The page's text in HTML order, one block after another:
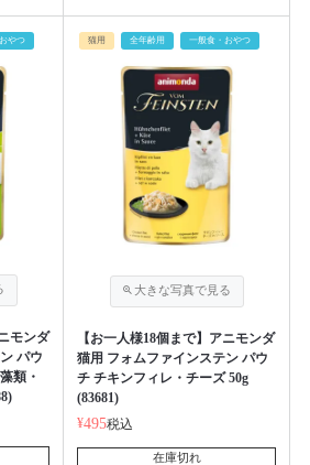
やつ
モンダ
パウ
類・
猫用 全年齢用 一般食・おやつ
【お一人様18個まで】アニモンダ
猫用 フォムファインステン パウ
チ チキンフィレ・チーズ 50g
(83681)
¥495税込
在庫切れ